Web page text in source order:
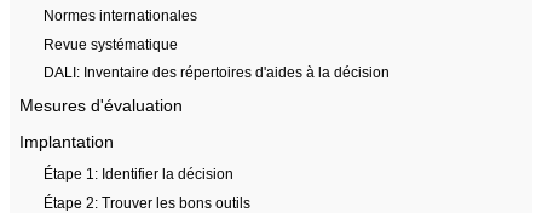
Normes internationales
Revue systématique
DALI: Inventaire des répertoires d'aides à la décision
Mesures d'évaluation
Implantation
Étape 1: Identifier la décision
Étape 2: Trouver les bons outils